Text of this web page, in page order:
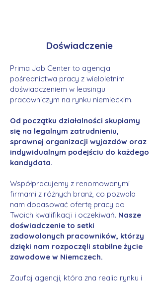
Doświadczenie
Prima Job Center to agencja
pośrednictwa pracy z wieloletnim
doświadczeniem w leasingu
pracowniczym na rynku niemieckim.
Od początku działalności skupiamy
się na legalnym zatrudnieniu,
sprawnej organizacji wyjazdów oraz
indywidualnym podejściu do każdego
kandydata.
Współpracujemy z renomowanymi
firmami z różnych branż, co pozwala
nam dopasować ofertę pracy do
Twoich kwalifikacji i oczekiwań. Nasze
doświadczenie to setki
zadowolonych pracowników, którzy
dzięki nam rozpoczęli stabilne życie
zawodowe w Niemczech.
Zaufaj agencji, która zna realia rynku i